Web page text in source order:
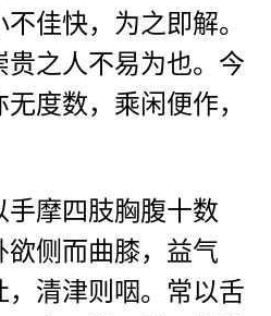
佳快，为之即解。
贵之人不易为也。今
度数，乘闲便作，
手摩四肢胸腹十数
欲侧而曲膝，益气
，清津则咽。常以舌